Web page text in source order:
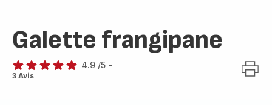
Galette frangipane
ratings.4.9
4.9 /5 -
3 Avis